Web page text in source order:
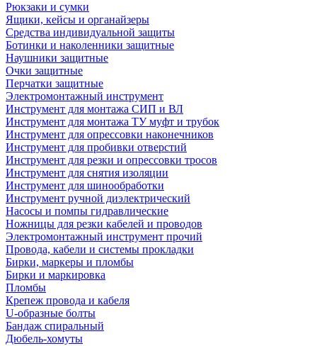
Рюкзаки и сумки
Ящики, кейсы и органайзеры
Средства индивидуальной защиты
Ботинки и наколенники защитные
Наушники защитные
Очки защитные
Перчатки защитные
Электромонтажный инструмент
Инструмент для монтажа СИП и ВЛ
Инструмент для монтажа ТУ муфт и трубок
Инструмент для опрессовки наконечников
Инструмент для пробивки отверстий
Инструмент для резки и опрессовки тросов
Инструмент для снятия изоляции
Инструмент для шинообработки
Инструмент ручной диэлектрический
Насосы и помпы гидравлические
Ножницы для резки кабелей и проводов
Электромонтажный инструмент прочий
Провода, кабели и системы прокладки
Бирки, маркеры и пломбы
Бирки и маркировка
Пломбы
Крепеж провода и кабеля
U-образные болты
Бандаж спиральный
Дюбель-хомуты